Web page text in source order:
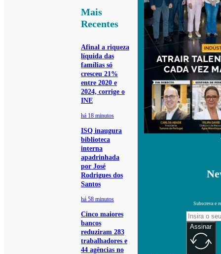
Mais
Recentes
Afinal a riqueza
líquida das
famílias só
cresceu 21%
entre 2020 e
2024, corrige o
INE
há 18 minutos
ISQ inaugura
biblioteca
interna
apadrinhada
por José
Rodrigues dos
Santos
há 58 minutos
Cinco maiores
bancos
reduziram 283
trabalhadores e
44 agências no
Subscreva e
Assinar